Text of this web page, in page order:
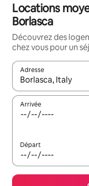
Locations
Borlasca
Découvrez des
chez vous pour un
Adresse
Lorsque les
Arrivée
Départ